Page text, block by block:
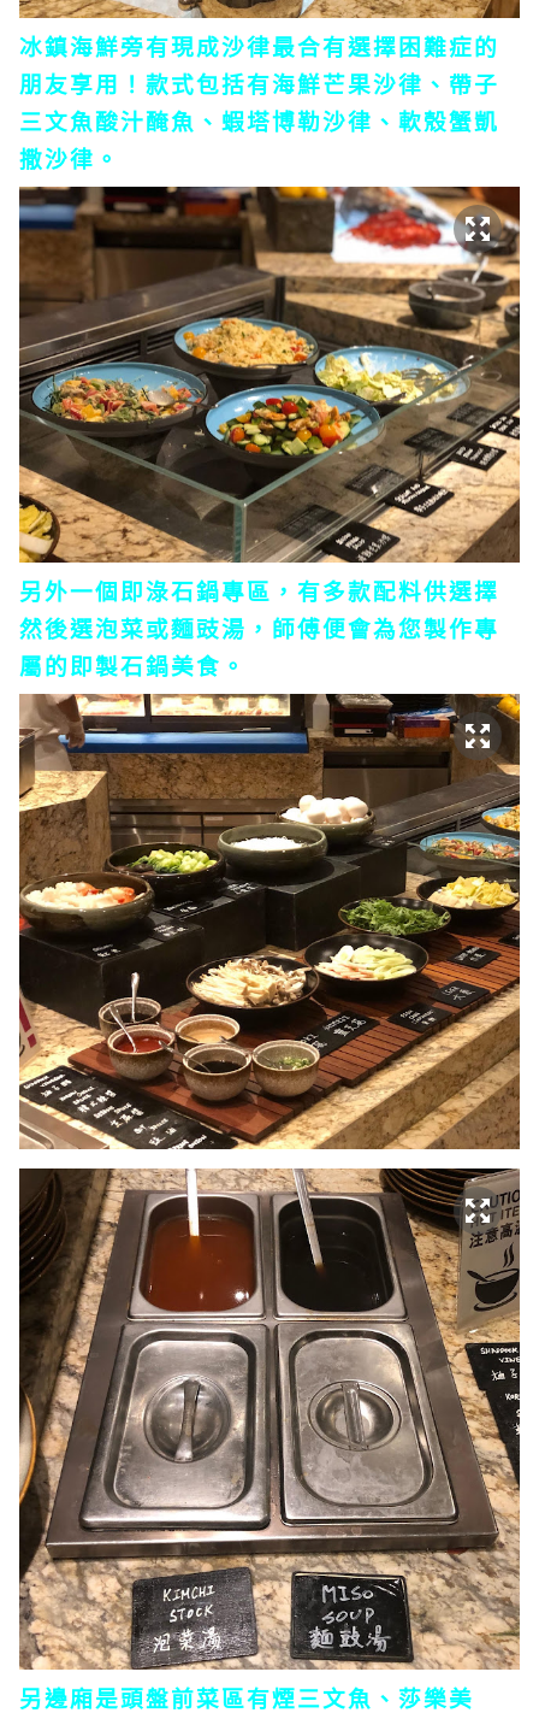
冰鎮海鮮旁有現成沙律最合有選擇困難症的
朋友享用！款式包括有海鮮芒果沙律、帶子
三文魚酸汁醃魚、蝦塔博勒沙律、軟殼蟹凱
撒沙律。
另外一個即淥石鍋專區，有多款配料供選擇
然後選泡菜或麵豉湯，師傅便會為您製作專
屬的即製石鍋美食。
另邊廂是頭盤前菜區有煙三文魚、莎樂美